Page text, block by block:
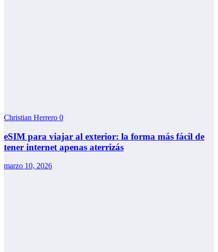
Christian Herrero 0
eSIM para viajar al exterior: la forma más fácil de
tener internet apenas aterrizás
marzo 10, 2026